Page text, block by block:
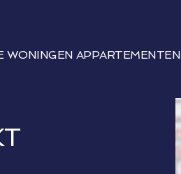
WONINGEN APPARTEMENTEN